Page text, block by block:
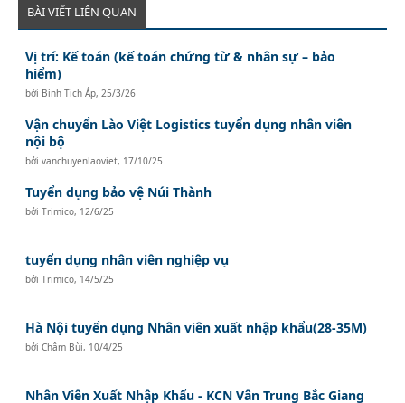
BÀI VIẾT LIÊN QUAN
Vị trí: Kế toán (kế toán chứng từ & nhân sự – bảo
hiểm)
bởi Bình Tích Áp, 25/3/26
Vận chuyển Lào Việt Logistics tuyển dụng nhân viên
nội bộ
bởivanchuyenlaoviet, 17/10/25
Tuyển dụng bảo vệ Núi Thành
bởiTrimico, 12/6/25
tuyển dụng nhân viên nghiệp vụ
bởiTrimico, 14/5/25
Hà Nội tuyển dụng Nhân viên xuất nhập khẩu(28-35M)
bởiChâm Bùi, 10/4/25
Nhân Viên Xuất Nhập Khẩu - KCN Vân Trung Bắc Giang